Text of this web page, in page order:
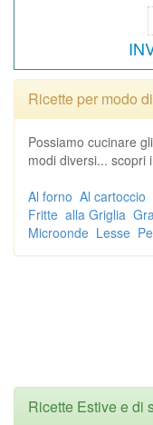
Ricette per modo
Possiamo cucinare
modi diversi... scopri
Al forno Al cartoccio
Fritte alla Griglia
Microonde Lesse
Ricette Estive e di